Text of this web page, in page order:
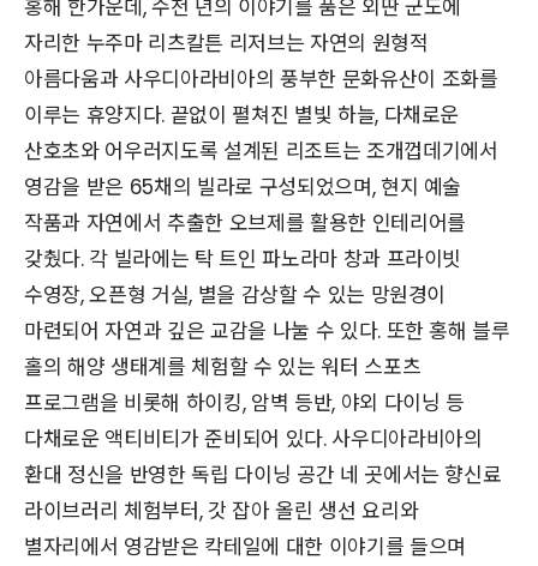
홍해 한가운데, 수천 년의 이야기를 품은 외딴 군도에
자리한 누주마 리츠칼튼 리저브는 자연의 원형적
아름다움과 사우디아라비아의 풍부한 문화유산이 조화를
이루는 휴양지다. 끝없이 펼쳐진 별빛 하늘, 다채로운
산호초와 어우러지도록 설계된 리조트는 조개껍데기에서
영감을 받은 65채의 빌라로 구성되었으며, 현지 예술
작품과 자연에서 추출한 오브제를 활용한 인테리어를
갖췄다. 각 빌라에는 탁 트인 파노라마 창과 프라이빗
수영장, 오픈형 거실, 별을 감상할 수 있는 망원경이
마련되어 자연과 깊은 교감을 나눌 수 있다. 또한 홍해 블루
홀의 해양 생태계를 체험할 수 있는 워터 스포츠
프로그램을 비롯해 하이킹, 암벽 등반, 야외 다이닝 등
다채로운 액티비티가 준비되어 있다. 사우디아라비아의
환대 정신을 반영한 독립 다이닝 공간 네 곳에서는 향신료
라이브러리 체험부터, 갓 잡아 올린 생선 요리와
별자리에서 영감받은 칵테일에 대한 이야기를 들으며